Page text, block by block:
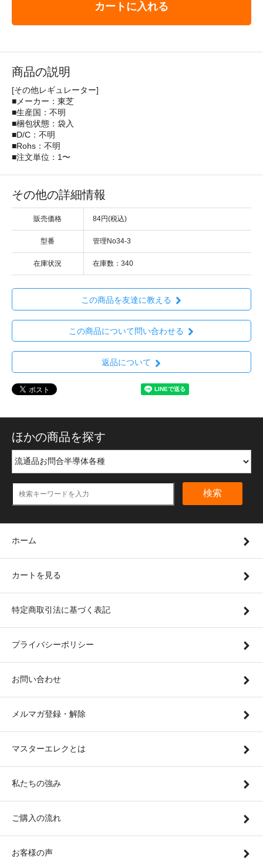
カートに入れる
商品の説明
[その他レギュレーター]
■メーカー：東芝
■生産国：不明
■梱包状態：袋入
■D/C：不明
■Rohs：不明
■注文単位：1〜
その他の詳細情報
販売価格 84円(税込)
型番 管理No34-3
在庫状況 在庫数：340
この商品を友達に教える
この商品について問い合わせる
返品について
ほかの商品を探す
検索
ホーム
カートを見る
特定商取引法に基づく表記
プライバシーポリシー
お問い合わせ
メルマガ登録・解除
マスターエレクとは
私たちの強み
ご購入の流れ
お客様の声